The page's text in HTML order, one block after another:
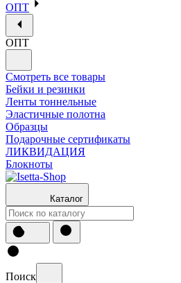
ОПТ
ОПТ
Смотреть все товары
Бейки и резинки
Ленты тоннельные
Эластичные полотна
Образцы
Подарочные сертификаты
ЛИКВИДАЦИЯ
Блокноты
Каталог
Поиск